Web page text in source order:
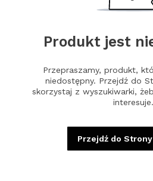
Produkt jest
Przepraszamy, produkt,
niedostępny. Przejdź do
skorzystaj z wyszukiwarki,
interesuje.
Przejdź do